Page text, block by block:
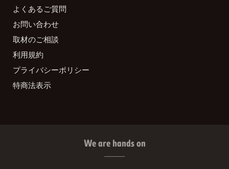
よくあるご質問
お問い合わせ
取材のご相談
利用規約
プライバシーポリシー
特商法表示
We are hands on